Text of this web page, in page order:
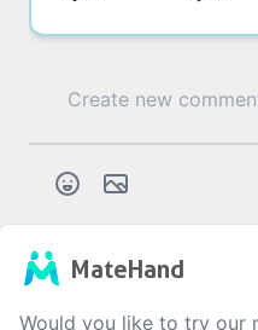
A...K...
MateHand
Would you like to try our